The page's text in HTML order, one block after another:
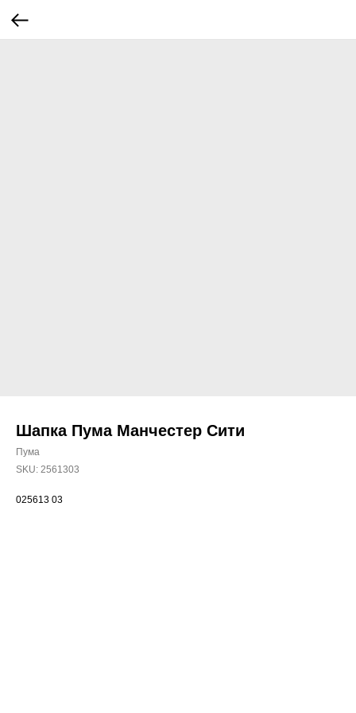
Шапка Пума Манчестер Сити
Пума
SKU: 2561303
025613 03